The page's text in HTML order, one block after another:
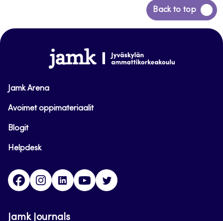
Back to top
Back
to
www.jamk.fi
Jamk Arena
Avoimet oppimateriaalit
Blogit
Helpdesk
FacebookInstagram
LinkedInYoutube
Jamk Journals